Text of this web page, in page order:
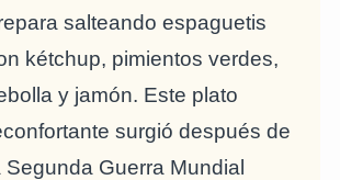
salteando espaguetis
kétchup, pimientos verdes,
y jamón. Este plato
surgió después de
Segunda Guerra Mundial